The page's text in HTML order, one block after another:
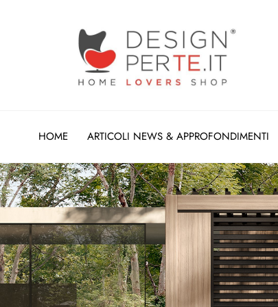
HOME ARTICOLI NEWS & APPROFONDIMENTI